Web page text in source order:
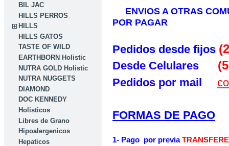
BIL JAC
HILLS PERROS
HILLS
HILLS GATOS
TASTE OF WILD
EARTHBORN Holistic
NUTRA GOLD Holistic
NUTRA NUGGETS
DIAMOND
DOC KENNEDY
Holisticos
Libres de Grano
Hipoalergenicos
Hepaticos
ENVIOS A OTRAS
POR PAGAR
Pedidos desde fijos
Desde Celulares
Pedidos por mail
FORMAS DE PAGO
1- Pago por previa